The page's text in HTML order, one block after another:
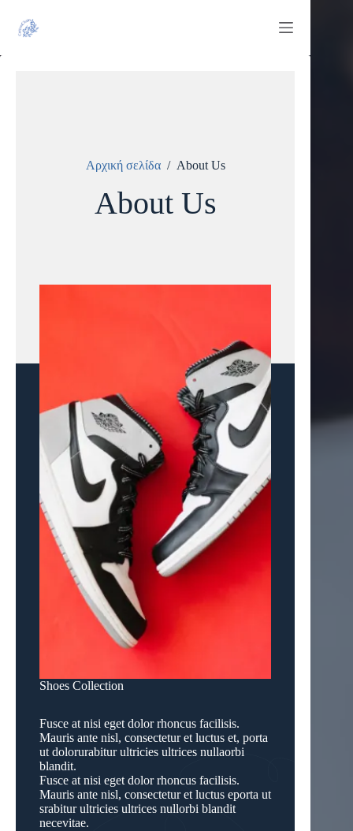
περιεχόμενο
Αρχική σελίδα / About Us
About Us
Shoes Collection
Fusce at nisi eget dolor rhoncus facilisis.
Mauris ante nisl, consectetur et luctus et, porta
ut dolorurabitur ultricies ultrices nullaorbi
blandit.
Fusce at nisi eget dolor rhoncus facilisis.
Mauris ante nisl, consectetur et luctus eporta ut
srabitur ultricies ultrices nullorbi blandit
necevitae.